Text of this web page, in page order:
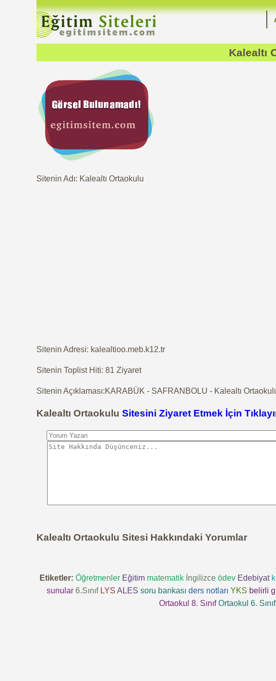
Kalealtı
Sitenin Adı: Kalealtı Ortaokulu
Sitenin Adresi: kalealtioo.meb.k12.tr
Sitenin Toplist Hiti: 81 Ziyaret
Sitenin Açıklaması:KARABÜK - SAFRANBOLU - Kalealtı
Kalealtı Ortaokulu Sitesini Ziyaret Etmek İçin
Kalealtı Ortaokulu Sitesi Hakkındaki Yorumlar
Etiketler: Öğretmenler Eğitim matematik İngilizce ödev Edebiyat
sunular 6.Sınıf LYS ALES soru bankası ders notları YKS belirli
Ortaokul 8. Sınıf Ortaokul 6. Sınıf